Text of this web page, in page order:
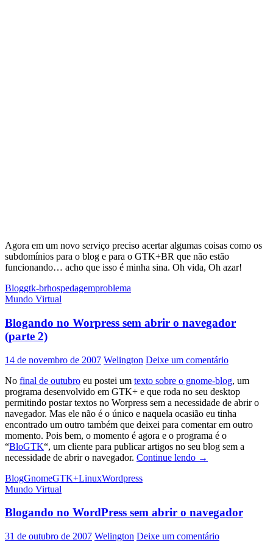
Agora em um novo serviço preciso acertar algumas coisas como os
subdomínios para o blog e para o GTK+BR que não estão
funcionando… acho que isso é minha sina. Oh vida, Oh azar!
Bloggtk-brhospedagemproblema
Mundo Virtual
Blogando no Worpress sem abrir o navegador
(parte 2)
14 de novembro de 2007 Welington Deixe um comentário
No final de outubro eu postei um texto sobre o gnome-blog, um
programa desenvolvido em GTK+ e que roda no seu desktop
permitindo postar textos no Worpress sem a necessidade de abrir o
navegador. Mas ele não é o único e naquela ocasião eu tinha
encontrado um outro também que deixei para comentar em outro
momento. Pois bem, o momento é agora e o programa é o
“BloGTK“, um cliente para publicar artigos no seu blog sem a
necessidade de abrir o navegador. Continue lendo Blogando
o
(parte
→
BlogGnomeGTK+LinuxWordpress
Mundo Virtual
Blogando no WordPress sem abrir o navegador
31 de outubro de 2007 Welington Deixe um comentário